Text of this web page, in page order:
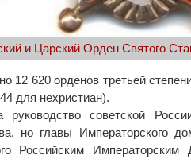
и Царский Орден Святого
620 орденов третьей
для нехристиан).
советской
но главы Императорского
Российским